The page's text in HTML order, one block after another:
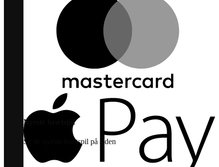
Nyeste brætspil
Se de nyeste brætspil på siden